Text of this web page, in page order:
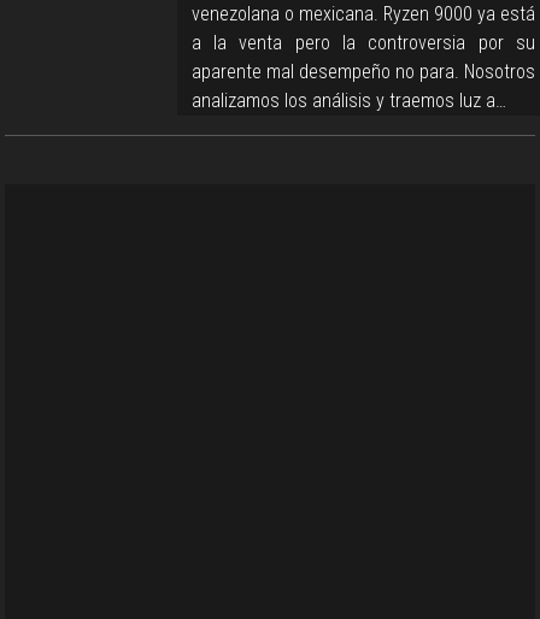
venezolana o mexicana. Ryzen 9000 ya está
a la venta pero la controversia por su
aparente mal desempeño no para. Nosotros
analizamos los análisis y traemos luz a…